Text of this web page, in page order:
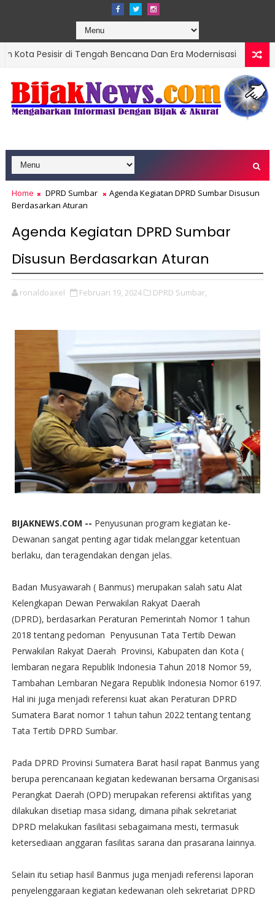
di Tengah Bencana Dan Era Modernisasi DPRD SUMBAR
Targetkan Organisasi Modern dan Prestasi Nasional
Home DPRD Sumbar
Agenda Kegiatan DPRD Sumbar Disusun
Berdasarkan Aturan
Agenda Kegiatan DPRD Sumbar
Disusun Berdasarkan Aturan
ronaldoaxel Februari 19, 2024 DPRD Sumbar,
BIJAKNEWS.COM -- Penyusunan program kegiatan ke-
Dewanan sangat penting agar tidak melanggar ketentuan
berlaku, dan teragendakan dengan jelas.
Badan Musyawarah ( Banmus) merupakan salah satu Alat
Kelengkapan Dewan Perwakilan Rakyat Daerah
(DPRD), berdasarkan Peraturan Pemerintah Nomor 1 tahun
2018 tentang pedoman Penyusunan Tata Tertib Dewan
Perwakilan Rakyat Daerah Provinsi, Kabupaten dan Kota (
lembaran negara Republik Indonesia Tahun 2018 Nomor 59,
Tambahan Lembaran Negara Republik Indonesia Nomor 6197.
Hal ini juga menjadi referensi kuat akan Peraturan DPRD
Sumatera Barat nomor 1 tahun tahun 2022 tentang tentang
Tata Tertib DPRD Sumbar.
Pada DPRD Provinsi Sumatera Barat hasil rapat Banmus yang
berupa perencanaan kegiatan kedewanan bersama Organisasi
Perangkat Daerah (OPD) merupakan referensi aktifitas yang
dilakukan disetiap masa sidang, dimana pihak sekretariat
DPRD melakukan fasilitasi sebagaimana mesti, termasuk
ketersediaan anggaran fasilitas sarana dan prasarana lainnya.
Selain itu setiap hasil Banmus juga menjadi referensi laporan
penyelenggaraan kegiatan kedewanan oleh sekretariat DPRD